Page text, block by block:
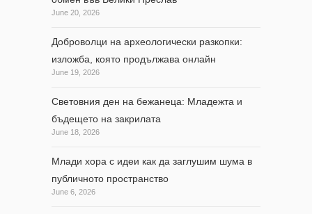
June 20, 2026
Доброволци на археологически разкопки:
изложба, която продължава онлайн
June 19, 2026
Световния ден на бежанеца: Младежта и
бъдещето на закрилата
June 18, 2026
Млади хора с идеи как да заглушим шума в
публичното пространство
June 6, 2026